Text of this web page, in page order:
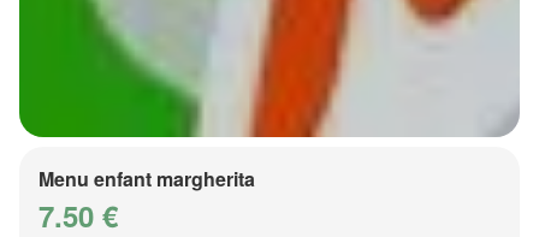
Menu enfant margherita
7.50 €